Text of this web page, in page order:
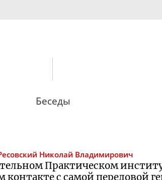
Беседы
Николай Владимирович
Практическом
контакте с самой передовой